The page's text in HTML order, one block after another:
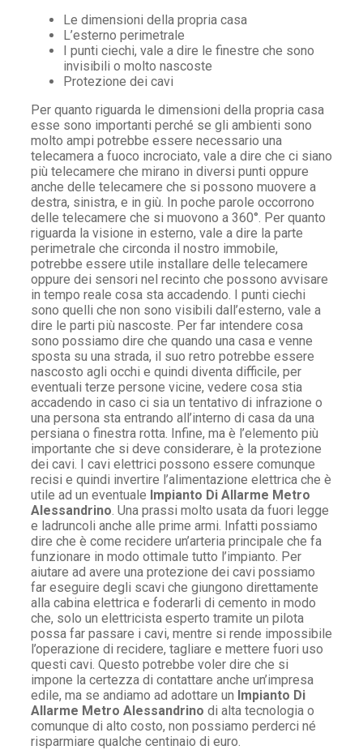
Le dimensioni della propria casa
L’esterno perimetrale
I punti ciechi, vale a dire le finestre che sono
invisibili o molto nascoste
Protezione dei cavi
Per quanto riguarda le dimensioni della propria casa
esse sono importanti perché se gli ambienti sono
molto ampi potrebbe essere necessario una
telecamera a fuoco incrociato, vale a dire che ci siano
più telecamere che mirano in diversi punti oppure
anche delle telecamere che si possono muovere a
destra, sinistra, e in giù. In poche parole occorrono
delle telecamere che si muovono a 360°. Per quanto
riguarda la visione in esterno, vale a dire la parte
perimetrale che circonda il nostro immobile,
potrebbe essere utile installare delle telecamere
oppure dei sensori nel recinto che possono avvisare
in tempo reale cosa sta accadendo. I punti ciechi
sono quelli che non sono visibili dall’esterno, vale a
dire le parti più nascoste. Per far intendere cosa
sono possiamo dire che quando una casa e venne
sposta su una strada, il suo retro potrebbe essere
nascosto agli occhi e quindi diventa difficile, per
eventuali terze persone vicine, vedere cosa stia
accadendo in caso ci sia un tentativo di infrazione o
una persona sta entrando all’interno di casa da una
persiana o finestra rotta. Infine, ma è l’elemento più
importante che si deve considerare, è la protezione
dei cavi. I cavi elettrici possono essere comunque
recisi e quindi invertire l’alimentazione elettrica che è
utile ad un eventuale Impianto Di Allarme Metro
Alessandrino . Una prassi molto usata da fuori legge
e ladruncoli anche alle prime armi. Infatti possiamo
dire che è come recidere un’arteria principale che fa
funzionare in modo ottimale tutto l’impianto. Per
aiutare ad avere una protezione dei cavi possiamo
far eseguire degli scavi che giungono direttamente
alla cabina elettrica e foderarli di cemento in modo
che, solo un elettricista esperto tramite un pilota
possa far passare i cavi, mentre si rende impossibile
l’operazione di recidere, tagliare e mettere fuori uso
questi cavi. Questo potrebbe voler dire che si
impone la certezza di contattare anche un’impresa
edile, ma se andiamo ad adottare un Impianto Di
Allarme Metro Alessandrino di alta tecnologia o
comunque di alto costo, non possiamo perderci né
risparmiare qualche centinaio di euro.